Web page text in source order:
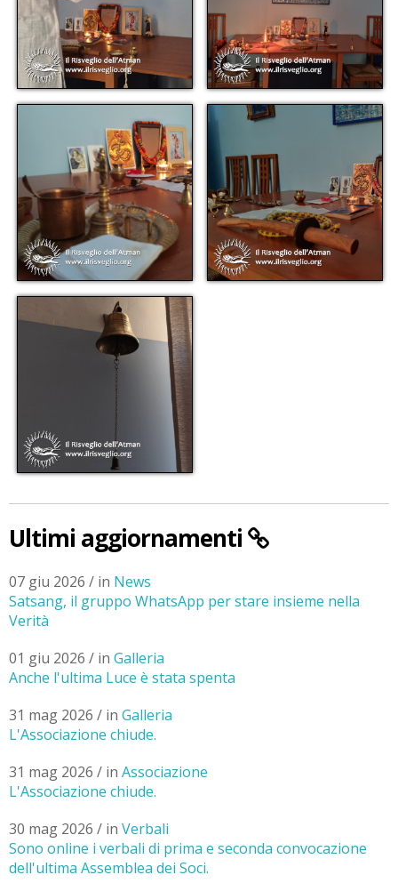
Ultimi aggiornamenti
07 giu 2026 / in News
Satsang, il gruppo WhatsApp per stare insieme nella
Verità
01 giu 2026 / in Galleria
Anche l'ultima Luce è stata spenta
31 mag 2026 / in Galleria
L'Associazione chiude.
31 mag 2026 / in Associazione
L'Associazione chiude.
30 mag 2026 / in Verbali
Sono online i verbali di prima e seconda convocazione
dell'ultima Assemblea dei Soci.